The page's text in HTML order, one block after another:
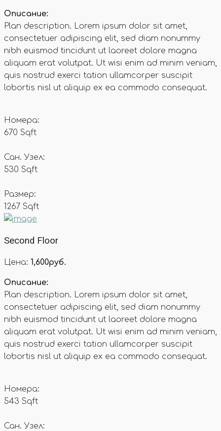
Описание:
Plan description. Lorem ipsum dolor sit amet,
consectetuer adipiscing elit, sed diam nonummy
nibh euismod tincidunt ut laoreet dolore magna
aliquam erat volutpat. Ut wisi enim ad minim veniam,
quis nostrud exerci tation ullamcorper suscipit
lobortis nisl ut aliquip ex ea commodo consequat.
Номера:
670 Sqft
Сан. Узел:
530 Sqft
Размер:
1267 Sqft
Second Floor
Цена: 1,600руб.
Описание:
Plan description. Lorem ipsum dolor sit amet,
consectetuer adipiscing elit, sed diam nonummy
nibh euismod tincidunt ut laoreet dolore magna
aliquam erat volutpat. Ut wisi enim ad minim veniam,
quis nostrud exerci tation ullamcorper suscipit
lobortis nisl ut aliquip ex ea commodo consequat.
Номера:
543 Sqft
Сан. Узел: